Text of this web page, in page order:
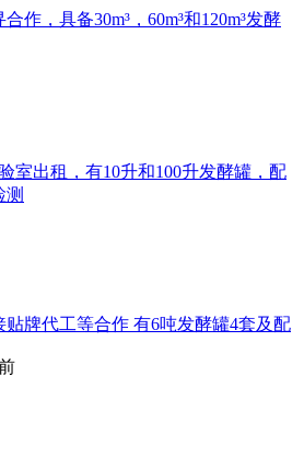
作，具备30m³，60m³和120m³发酵
室出租，有10升和100升发酵罐，配
测
贴牌代工等合作 有6吨发酵罐4套及配